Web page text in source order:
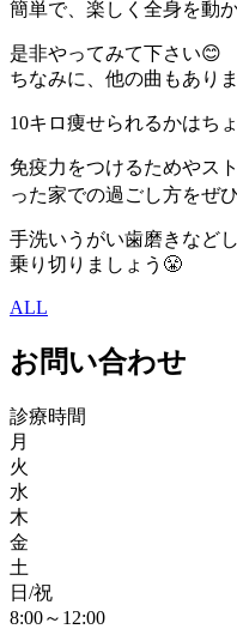
簡単で、楽しく全身を動
是非やってみて下さい😊
ちなみに、他の曲もありま
10キロ痩せられるかはち
免疫力をつけるためやス
った家での過ごし方をぜ
手洗いうがい歯磨きなど
乗り切りましょう😤
ALL
お問い合わせ
診療時間
月
火
水
木
金
土
日/祝
8:00～12:00